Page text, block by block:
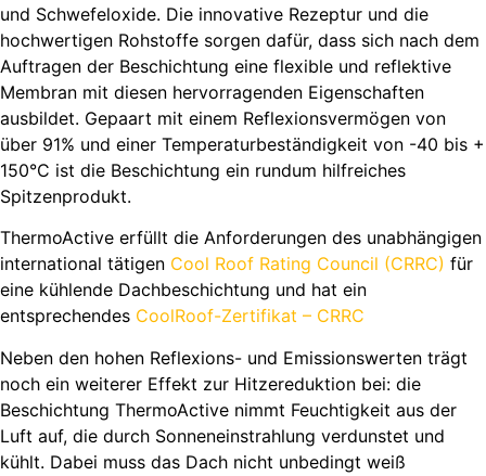
und Schwefeloxide. Die innovative Rezeptur und die
hochwertigen Rohstoffe sorgen dafür, dass sich nach dem
Auftragen der Beschichtung eine flexible und reflektive
Membran mit diesen hervorragenden Eigenschaften
ausbildet. Gepaart mit einem Reflexionsvermögen von
über 91% und einer Temperaturbeständigkeit von -40 bis +
150°C ist die Beschichtung ein rundum hilfreiches
Spitzenprodukt.
ThermoActive erfüllt die Anforderungen des unabhängigen
international tätigen Cool Roof Rating Council (CRRC) für
eine kühlende Dachbeschichtung und hat ein
entsprechendes CoolRoof-Zertifikat – CRRC
Neben den hohen Reflexions- und Emissionswerten trägt
noch ein weiterer Effekt zur Hitzereduktion bei: die
Beschichtung ThermoActive nimmt Feuchtigkeit aus der
Luft auf, die durch Sonneneinstrahlung verdunstet und
kühlt. Dabei muss das Dach nicht unbedingt weiß